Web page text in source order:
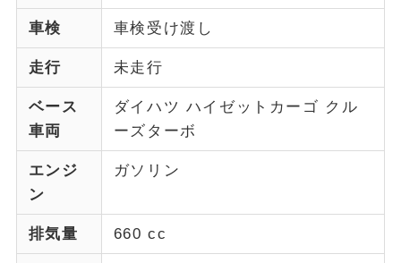
車検 車検受け渡し
走行 未走行
ベース
車両
ダイハツ ハイゼットカーゴ クル
ーズターボ
エンジ
ン
ガソリン
排気量 660 cc